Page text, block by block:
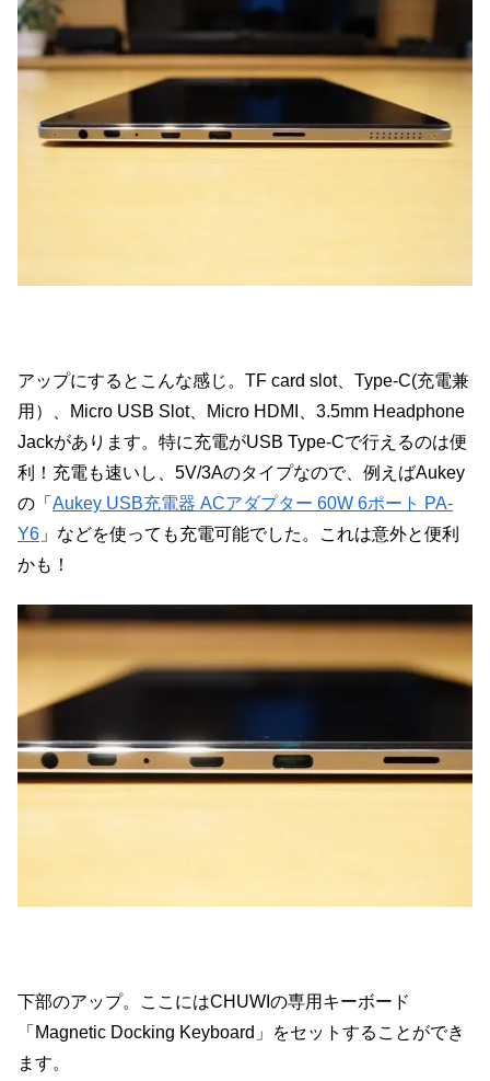
アップにするとこんな感じ。TF card slot、Type-C(充電兼
用）、Micro USB Slot、Micro HDMI、3.5mm Headphone
Jackがあります。特に充電がUSB Type-Cで行えるのは便
利！充電も速いし、5V/3Aのタイプなので、例えばAukey
の「 Aukey USB充電器 ACアダプター 60W 6ポート PA-
Y6 」などを使っても充電可能でした。これは意外と便利
かも！
下部のアップ。ここにはCHUWIの専用キーボード
「Magnetic Docking Keyboard」をセットすることができ
ます。